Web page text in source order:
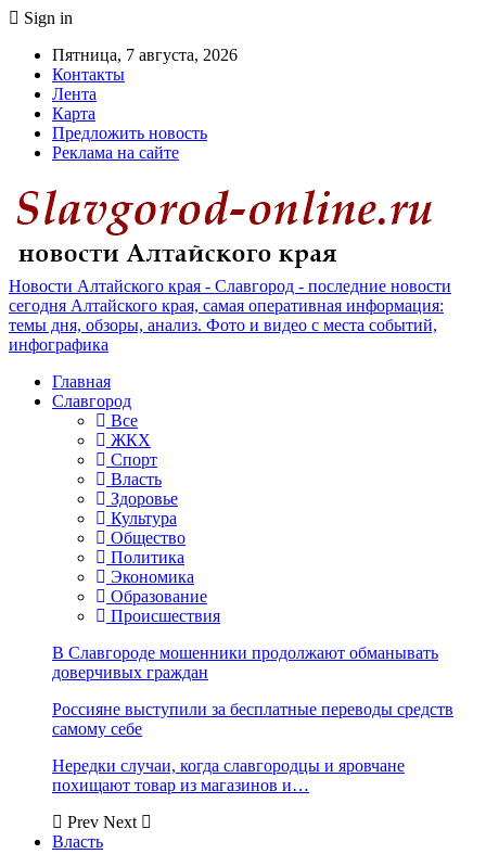
Sign in
Пятница, 7 августа, 2026
Контакты
Лента
Карта
Предложить новость
Реклама на сайте
Новости Алтайского края - Славгород - последние новости
сегодня Алтайского края, самая оперативная информация:
темы дня, обзоры, анализ. Фото и видео с места событий,
инфографика
Главная
Славгород
Все
ЖКХ
Спорт
Власть
Здоровье
Культура
Общество
Политика
Экономика
Образование
Происшествия
В Славгороде мошенники продолжают обманывать
доверчивых граждан
Россияне выступили за бесплатные переводы средств
самому себе
Нередки случаи, когда славгородцы и яровчане
похищают товар из магазинов и…
Prev Next
Власть